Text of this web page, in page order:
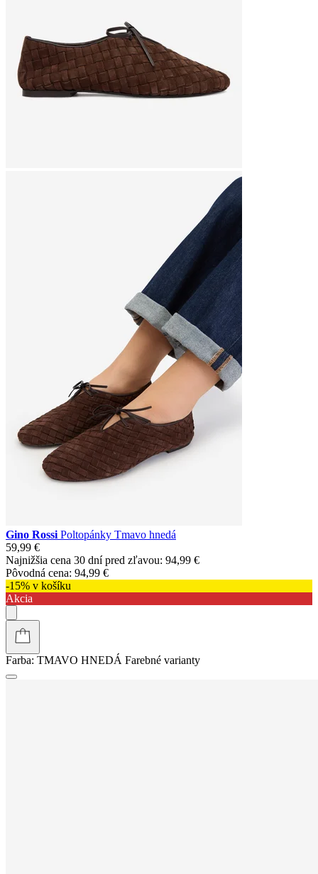
Gino Rossi Poltopánky Tmavo hnedá
59,99 €
Najnižšia cena 30 dní pred zľavou: 94,99 €
Pôvodná cena: 94,99 €
-15% v košíku
Akcia
Farba: TMAVO HNEDÁ Farebné varianty